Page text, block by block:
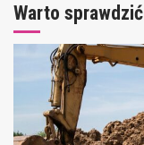
Warto sprawdzić